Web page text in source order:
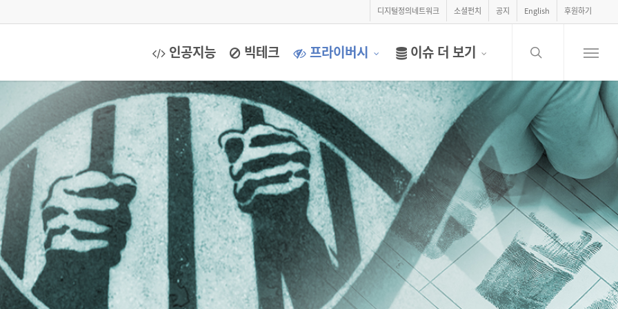
디지털정의네트워크 소셜펀치 공지 English 후원하기
인공지능 빅테크 프라이버시 이슈 더 보기
search
Menu